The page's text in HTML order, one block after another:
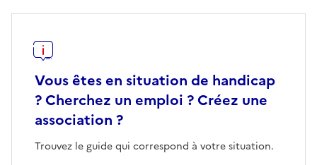
Vous êtes en situation de handicap
? Cherchez un emploi ? Créez une
association ?
Trouvez le guide qui correspond à votre situation.